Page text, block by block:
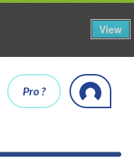
View
Pro ?